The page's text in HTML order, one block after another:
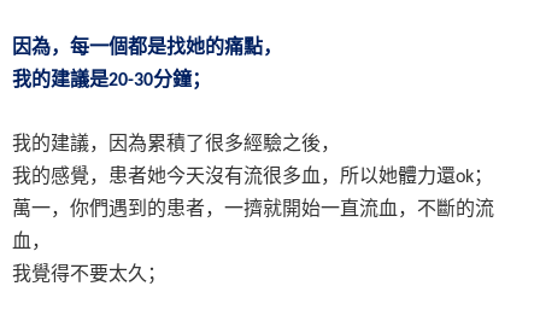
因為，每一個都是找她的痛點，
我的建議是20-30分鐘；
我的建議，因為累積了很多經驗之後，
我的感覺，患者她今天沒有流很多血，所以她體力還ok；
萬一，你們遇到的患者，一擠就開始一直流血，不斷的流
血，
我覺得不要太久；